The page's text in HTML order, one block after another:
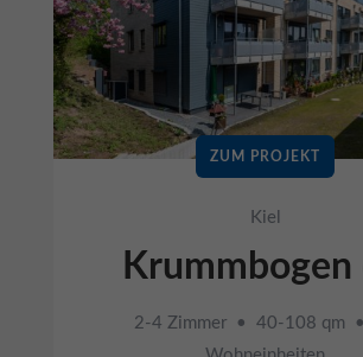
ZUM PROJEKT
Kiel
Krummbogen
2-4 Zimmer • 40-108 qm